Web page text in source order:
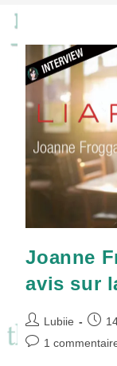
Joanne
avis sur
Auteur/autrice
de
Lubiie
Commentaires
1